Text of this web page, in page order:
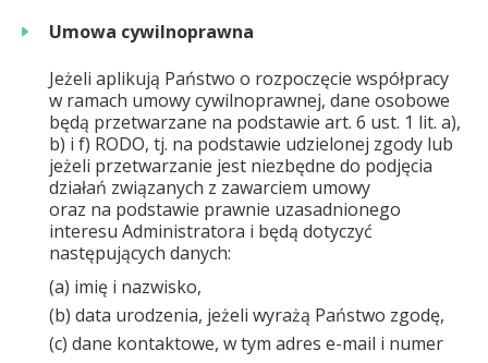
Umowa cywilnoprawna
Jeżeli aplikują Państwo o rozpoczęcie współpracy
w ramach umowy cywilnoprawnej, dane osobowe
będą przetwarzane na podstawie art. 6 ust. 1 lit. a),
b) i f) RODO, tj. na podstawie udzielonej zgody lub
jeżeli przetwarzanie jest niezbędne do podjęcia
działań związanych z zawarciem umowy
oraz na podstawie prawnie uzasadnionego
interesu Administratora i będą dotyczyć
następujących danych:
(a) imię i nazwisko,
(b) data urodzenia, jeżeli wyrażą Państwo zgodę,
(c) dane kontaktowe, w tym adres e-mail i numer